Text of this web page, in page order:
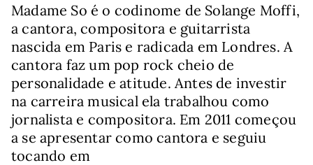
Madame So é o codinome de Solange Moffi,
a cantora, compositora e guitarrista
nascida em Paris e radicada em Londres. A
cantora faz um pop rock cheio de
personalidade e atitude. Antes de investir
na carreira musical ela trabalhou como
jornalista e compositora. Em 2011 começou
a se apresentar como cantora e seguiu
tocando em